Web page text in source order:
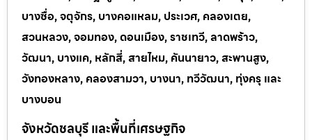
บางซื่อ, จตุจักร, บางคอแหลม, ประเวศ, คลองเตย,
สวนหลวง, จอมทอง, ดอนเมือง, ราชเทวี, ลาดพร้าว,
วัฒนา, บางแค, หลักสี่, สายไหม, คันนายาว, สะพานสูง,
วังทองหลาง, คลองสามวา, บางนา, ทวีวัฒนา, ทุ่งครุ และ
บางบอน
จังหวัดชลบุรี และพื้นที่เศรษฐกิจ